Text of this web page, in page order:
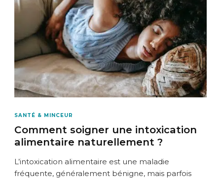
SANTÉ & MINCEUR
Comment soigner une intoxication
alimentaire naturellement ?
L’intoxication alimentaire est une maladie
fréquente, généralement bénigne, mais parfois